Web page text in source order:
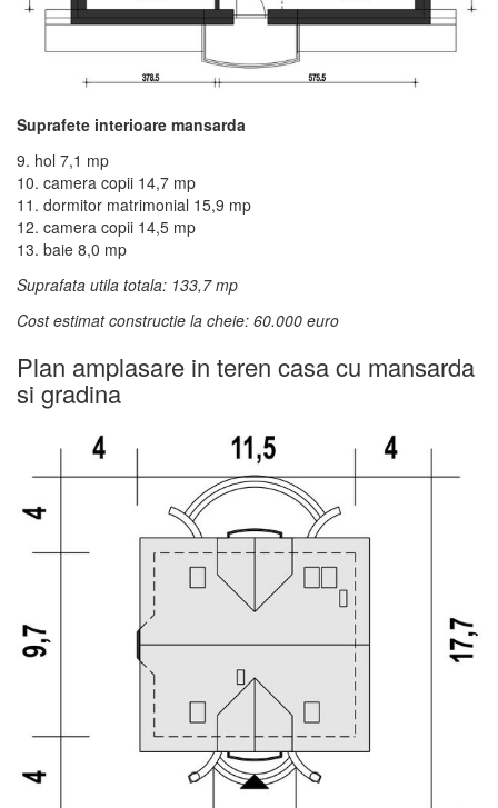
Suprafete interioare mansarda
9. hol 7,1 mp
10. camera copii 14,7 mp
11. dormitor matrimonial 15,9 mp
12. camera copii 14,5 mp
13. baie 8,0 mp
Suprafata utila totala: 133,7 mp
Cost estimat constructie la cheie: 60.000 euro
Plan amplasare in teren casa cu mansarda
si gradina